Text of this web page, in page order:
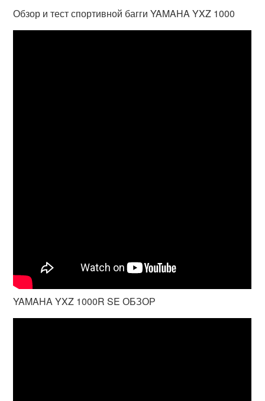
Обзор и тест спортивной багги YAMAHA YXZ 1000
YAMAHA YXZ 1000R SE ОБЗОР